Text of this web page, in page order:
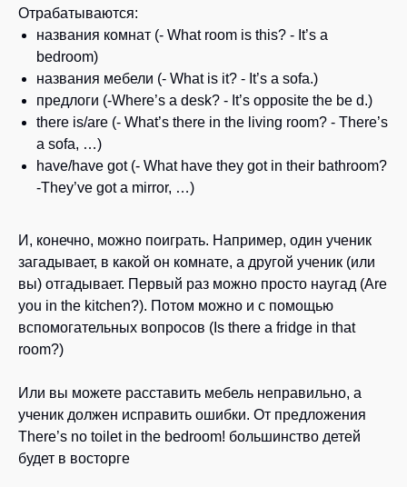
Отрабатываются:
названия комнат (- What room is this? - It’s a
bedroom)
названия мебели (- What is it? - It’s a sofa.)
предлоги (-Where’s a desk? - It’s opposite the be d.)
there is/are (- What’s there in the living room? - There’s
a sofa, …)
have/have got (- What have they got in their bathroom?
-They’ve got a mirror, …)
И, конечно, можно поиграть. Например, один ученик
загадывает, в какой он комнате, а другой ученик (или
вы) отгадывает. Первый раз можно просто наугад (Are
you in the kitchen?). Потом можно и с помощью
вспомогательных вопросов (Is there a fridge in that
room?)
Или вы можете расставить мебель неправильно, а
ученик должен исправить ошибки. От предложения
There’s no toilet in the bedroom! большинство детей
будет в восторге